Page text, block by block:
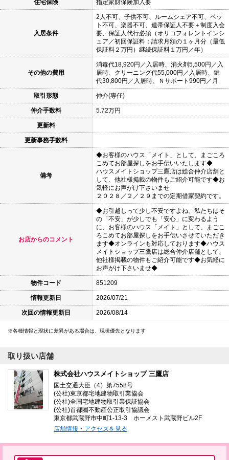
住宅保険 指定家財保険加入要
入居条件
2人不可、子供不可、ルームシェア不可、ペッ
ト不可、楽器不可、連帯保証人不要＋制度入会
要、保証人代行必須（オリコフォレントインシ
ュア／初回保証料：請求月額の１ヶ月分（最低
保証料２万円）継続保証料１万円／年）
その他の費用
消毒代18,920円／入居時、消火剤5,500円／入
居時、クリーニング代55,000円／入居時、鍵
代30,800円／入居時、Ｎサポート990円／月
取引形態 仲介(専任)
仲介手数料 5.72万円
更新料
更新事務手数料
備考
◆お客様のハウス「メイト」として、まごころ
こめてお部屋探しをお手伝いいたします◆
ハウスメイトショップ三鷹店は総合仲介店舗と
して、他社様掲載の物件もご紹介可能です◆お
気軽にお声がけ下さいませ
２０２８／２／２９までの定期借家契約です。
お店からのコメント
◆お引越しって少し不安ですよね。私たちはそ
の「不安」が少しでも「安心」に変わるよう
に、お客様のハウス「メイト」として、まごこ
ろこめてお部屋探しをお手伝いさせていただき
ます◆オンラインも対応しております◆ハウス
メイトショップ三鷹店は総合仲介店舗として、
他社様掲載の物件もご紹介可能です◆お気軽に
お声がけ下さいませ◆
物件コード 851209
情報更新日 2026/07/21
次回の情報更新日 2026/08/14
各種情報と現状に差異がある場合は、現状優先となります
取り扱い店舗
株式会社ハウスメイトショップ 三鷹店
国土交通大臣（4）第7558号
(公社)東京都宅地建物取引業協会
(公社)全国宅地建物取引業保証協会
(公社)首都圏不動産公正取引協議会
東京都武蔵野市中町1-13-3 ホーメスト武蔵野ビル2F
店舗情報・アクセスを見る